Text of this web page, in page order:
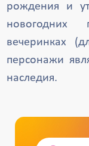
рождения и
новогодних
вечеринках
персонажи
наследия.